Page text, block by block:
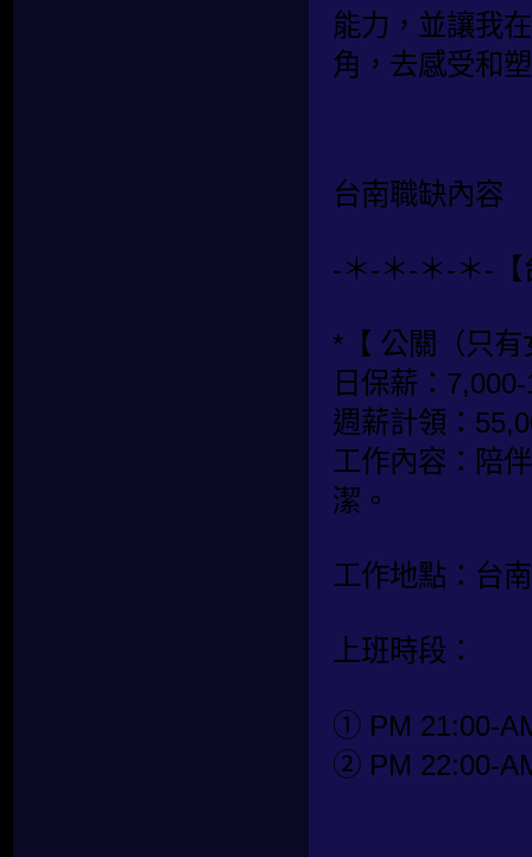
能力，並讓我
角，去感受和
台南職缺內容
-＊-＊-＊-＊-
*【 公關（只
日保薪：
週薪計領：
工作內容：陪
潔。
工作地點：台
上班時段：
① PM 21:00-
② PM 22:00-